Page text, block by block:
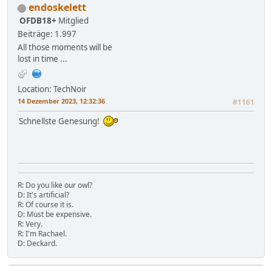
endoskelett
OFDB18+ Mitglied
Beiträge: 1.997
All those moments will be
lost in time ...
Location: TechNoir
14 Dezember 2023, 12:32:36 #1161
Schnellste Genesung!
R: Do you like our owl?
D: It's artificial?
R: Of course it is.
D: Must be expensive.
R: Very.
R: I'm Rachael.
D: Deckard.